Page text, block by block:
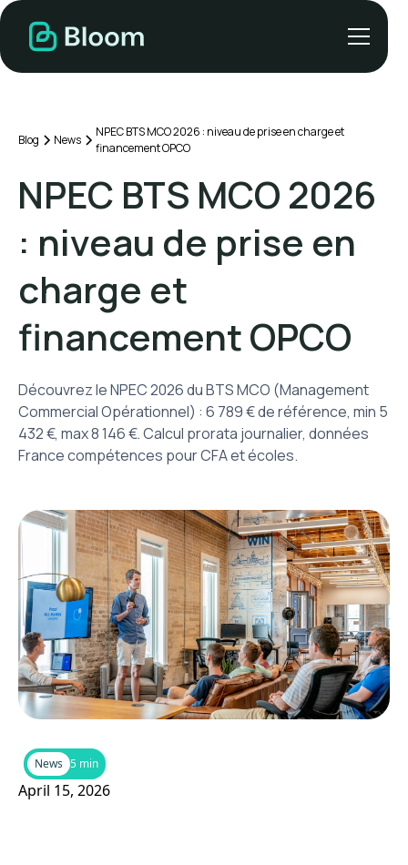
Blog News
NPEC BTS MCO 2026 : niveau de prise en charge et
financement OPCO
NPEC BTS MCO 2026
: niveau de prise en
charge et
financement OPCO
Découvrez le NPEC 2026 du BTS MCO (Management
Commercial Opérationnel) : 6 789 € de référence, min 5
432 €, max 8 146 €. Calcul prorata journalier, données
France compétences pour CFA et écoles.
News 5 min
April 15, 2026